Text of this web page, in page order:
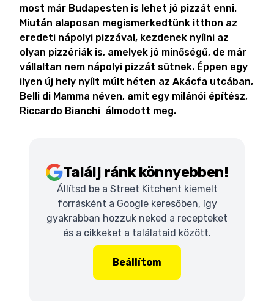
most már Budapesten is lehet jó pizzát enni.
Miután alaposan megismerkedtünk itthon az
eredeti nápolyi pizzával, kezdenek nyílni az
olyan pizzériák is, amelyek jó minőségű, de már
vállaltan nem nápolyi pizzát sütnek. Éppen egy
ilyen új hely nyílt múlt héten az Akácfa utcában,
Belli di Mamma néven, amit egy milánói építész,
Riccardo Bianchi álmodott meg.
Találj ránk könnyebben!
Állítsd be a Street Kitchent kiemelt
forrásként a Google keresőben, így
gyakrabban hozzuk neked a recepteket
és a cikkeket a találataid között.
Beállítom